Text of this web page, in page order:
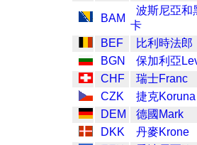
BAM
波斯尼亞和
卡
BEF
比利時法郎
BGN
保加利亞
CHF
瑞士Franc
CZK
捷克Koruna
DEM
德國Mark
DKK
丹麥Krone